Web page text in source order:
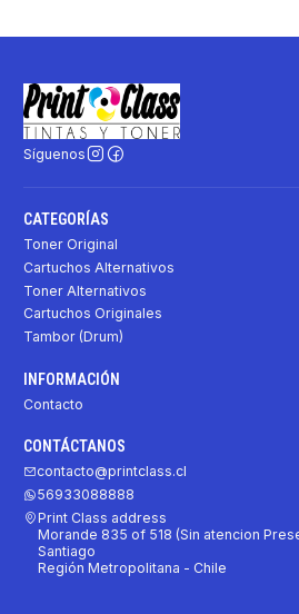
Síguenos
CATEGORÍAS
Toner Original
Cartuchos Alternativos
Toner Alternativos
Cartuchos Originales
Tambor (Drum)
INFORMACIÓN
Contacto
CONTÁCTANOS
contacto@printclass.cl
56933088888
Print Class address
Morande 835 of 518 (Sin atencion
Santiago
Región Metropolitana - Chile